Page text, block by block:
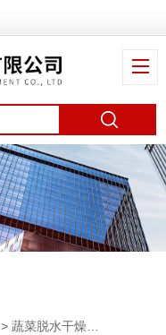
>蔬菜脱水干燥机